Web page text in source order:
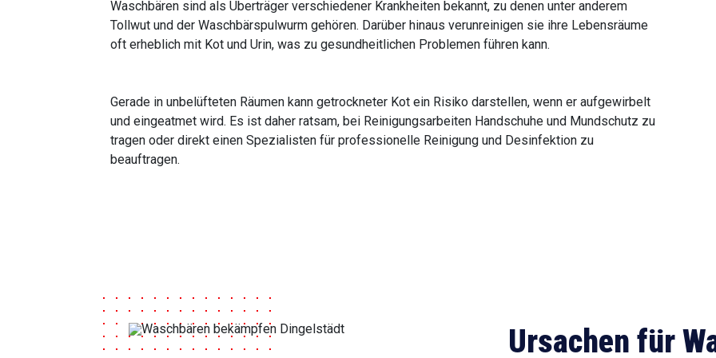
Waschbären sind als Überträger verschiedener Krankheiten bekannt, zu denen unter anderem
Tollwut und der Waschbärspulwurm gehören. Darüber hinaus verunreinigen sie ihre Lebensräume
oft erheblich mit Kot und Urin, was zu gesundheitlichen Problemen führen kann.
Gerade in unbelüfteten Räumen kann getrockneter Kot ein Risiko darstellen, wenn er aufgewirbelt
und eingeatmet wird. Es ist daher ratsam, bei Reinigungsarbeiten Handschuhe und Mundschutz zu
tragen oder direkt einen Spezialisten für professionelle Reinigung und Desinfektion zu
beauftragen.
Ursachen für